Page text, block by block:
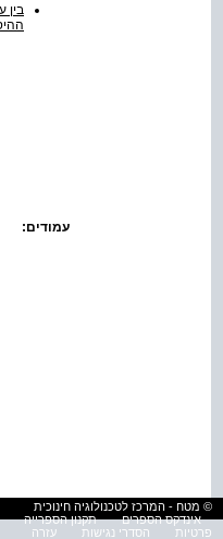
בין
עמודים:
© מטח - המרכז לטכנולוגיה חינוכית
אינדקס הספרים
תקנון הספרייה
פרטיות
הסדרי נגישות עזרה